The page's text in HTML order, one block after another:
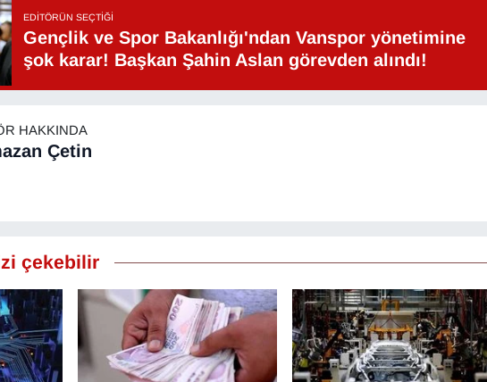
EDITÖRÜN SEÇTIĞI
Gençlik ve Spor Bakanlığı'ndan Vanspor yönetimine
şok karar! Başkan Şahin Aslan görevden alındı!
HAKKINDA
Çetin
çekebilir